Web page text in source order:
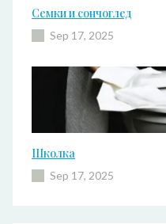
Семки и сончоглед
Sep 17, 2025
Школка
Sep 17, 2025